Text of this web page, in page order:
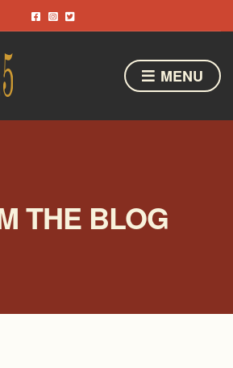
MENU
THE BLOG